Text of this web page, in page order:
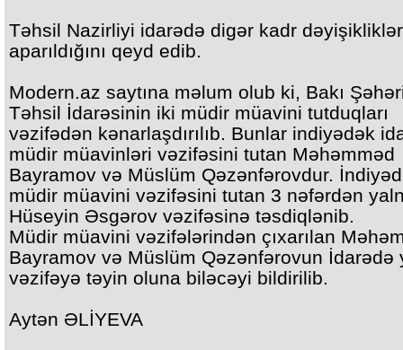
Təhsil Nazirliyi idarədə digər kadr
aparıldığını qeyd edib.
Modern.az saytına məlum olub ki, Bakı
Təhsil İdarəsinin iki müdir müavini tutduqları
vəzifədən kənarlaşdırılıb. Bunlar indiyədək
müdir müavinləri vəzifəsini tutan Məhəmməd
Bayramov və Müslüm Qəzənfərovdur.
müdir müavini vəzifəsini tutan 3 nəfərdən
Hüseyin Əsgərov vəzifəsinə təsdiqlənib.
Müdir müavini vəzifələrindən çıxarılan
Bayramov və Müslüm Qəzənfərovun İdarədə
vəzifəyə təyin oluna biləcəyi bildirilib.
Aytən ƏLİYEVA